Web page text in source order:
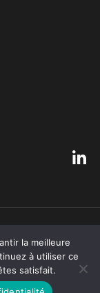
la meilleure
à utiliser ce
satisfait.